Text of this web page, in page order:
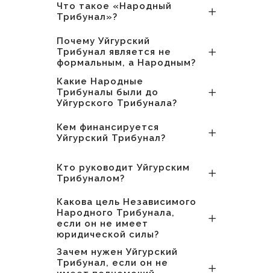
Что такое «Народный
Трибунал»?
Почему Уйгурский
Трибунал является не
формальным, а Народным?
Какие Народные
Трибуналы были до
Уйгурского Трибунала?
Кем финансируется
Уйгурский Трибунал?
Кто руководит Уйгурским
Трибуналом?
Какова цель Независимого
Народного Трибунала,
если он не имеет
юридической силы?
Зачем нужен Уйгурский
Трибунал, если он не